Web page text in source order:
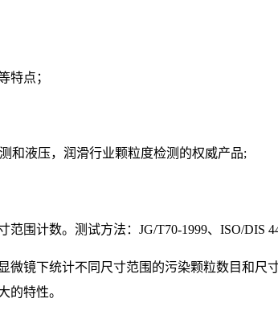
特点；
和液压，润滑行业颗粒度检测的权威产品;
范围计数。测试方法： JG/T70-1999、ISO/DIS
镜下统计不同尺寸范围的污染颗粒数目和尺
的特性。